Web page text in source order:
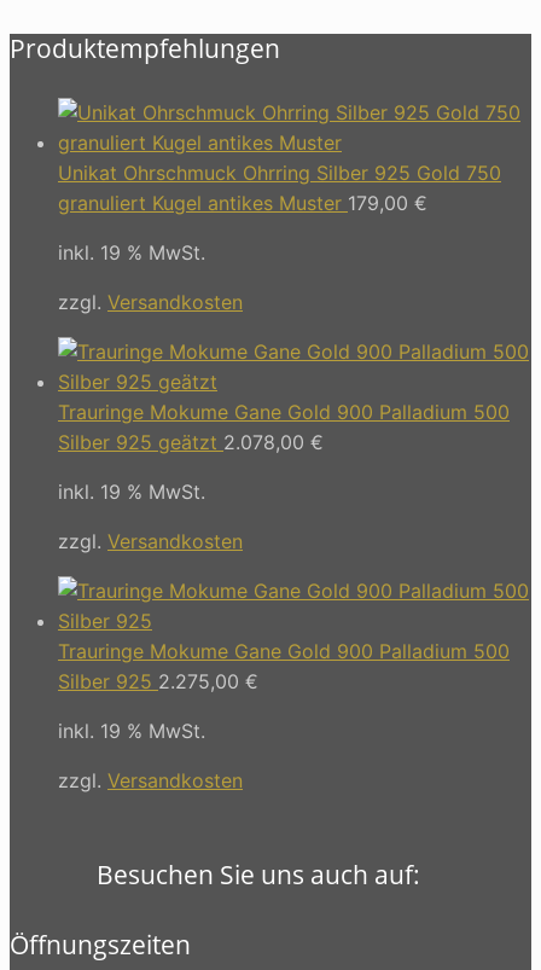
Produktempfehlungen
Unikat Ohrschmuck Ohrring Silber 925 Gold 750
granuliert Kugel antikes Muster 179,00 €
inkl. 19 % MwSt.
zzgl. Versandkosten
Trauringe Mokume Gane Gold 900 Palladium 500
Silber 925 geätzt 2.078,00 €
inkl. 19 % MwSt.
zzgl. Versandkosten
Trauringe Mokume Gane Gold 900 Palladium 500
Silber 925 2.275,00 €
inkl. 19 % MwSt.
zzgl. Versandkosten
Besuchen Sie uns auch auf:
Öffnungszeiten